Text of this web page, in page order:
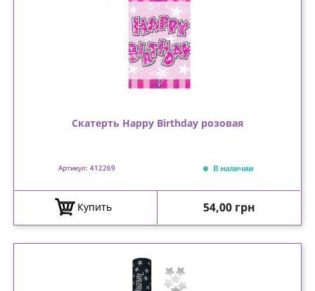
Скатерть Happy Birthday розовая
Артикул: 412269 В наличии
Купить Цена
54,00 грн